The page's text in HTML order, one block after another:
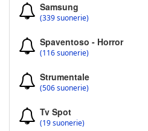
Samsung
(339 suonerie)
Spaventoso - Horror
(116 suonerie)
Strumentale
(506 suonerie)
Tv Spot
(19 suonerie)